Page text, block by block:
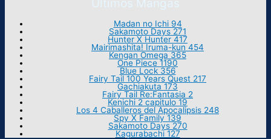
Últimos Mangas
Madan no Ichi 94
Sakamoto Days 271
Hunter X Hunter 417
Mairimashita! Iruma-kun 454
Kengan Omega 365
One Piece 1190
Blue Lock 356
Fairy Tail 100 Years Quest 217
Gachiakuta 173
Fairy Tail Re:Fantasia 2
Kenichi 2 capitulo 19
Los 4 Caballeros del Apocalipsis 248
Spy X Family 139
Sakamoto Days 270
Kagurabachi 127